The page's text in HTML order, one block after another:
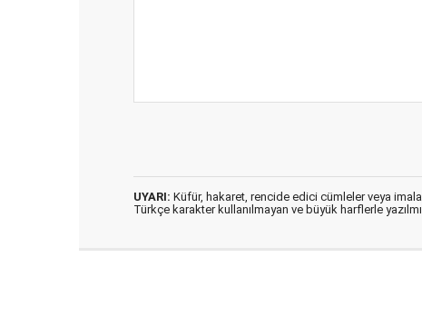
UYARI: Küfür, hakaret, rencide edici cümleler veya
Türkçe karakter kullanılmayan ve büyük harflerle